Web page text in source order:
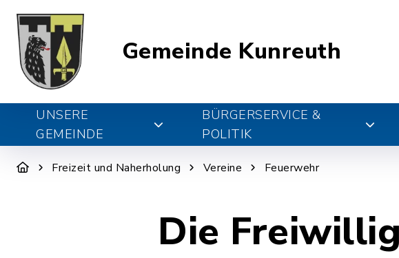
Gemeinde Kunreuth
UNSERE
GEMEINDE
BÜRGERSERVICE &
POLITIK
Freizeit und Naherholung Vereine Feuerwehr
Die